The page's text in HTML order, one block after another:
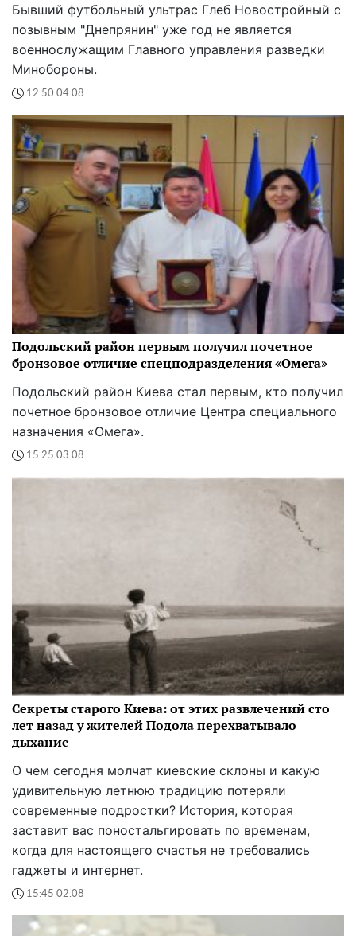
Бывший футбольный ультрас Глеб Новостройный с
позывным "Днепрянин" уже год не является
военнослужащим Главного управления разведки
Минобороны.
12:50 04.08
Подольский район первым получил почетное
бронзовое отличие спецподразделения «Омега»
Подольский район Киева стал первым, кто получил
почетное бронзовое отличие Центра специального
назначения «Омега».
15:25 03.08
Секреты старого Киева: от этих развлечений сто
лет назад у жителей Подола перехватывало
дыхание
О чем сегодня молчат киевские склоны и какую
удивительную летнюю традицию потеряли
современные подростки? История, которая
заставит вас поностальгировать по временам,
когда для настоящего счастья не требовались
гаджеты и интернет.
15:45 02.08